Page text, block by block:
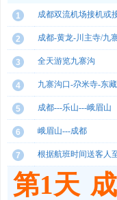
1 成都双流机场接机或
2 成都-黄龙-川主寺/九
3 全天游览九寨沟
4 九寨沟口-尕米寺-东
5 成都---乐山---峨眉山
6 峨眉山---成都
7 根据航班时间送客人
第1天